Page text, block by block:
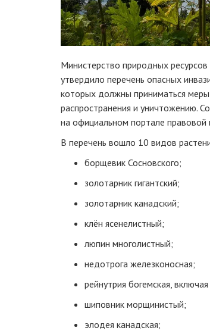
Министерство природных
утвердило перечень опасных
которых должны приниматься
распространения и уничтожению.
на официальном портале правовой
В перечень вошло 10 видов
борщевик Сосновского;
золотарник гигантский;
золотарник канадский;
клён ясенелистный;
люпин многолистный;
недотрога железконосная;
рейнутрия богемская,
шиповник морщинистый;
элодея канадская;